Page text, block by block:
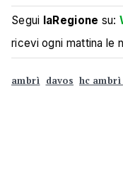
Segui laRegione su:
ricevi ogni mattina le
ambrì davos hc